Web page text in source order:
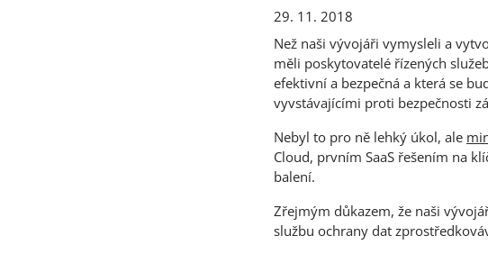
29. 11. 2018
Než naši vývojáři vymysleli a
měli poskytovatelé řízených
efektivní a bezpečná a která se
vyvstávajícími proti bezpečnosti
Nebyl to pro ně lehký úkol, ale
Cloud, prvním SaaS řešením na
balení.
Zřejmým důkazem, že naši
službu ochrany dat